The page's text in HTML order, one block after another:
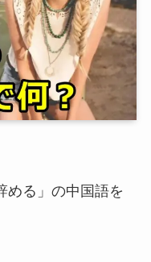
める」の中国語を